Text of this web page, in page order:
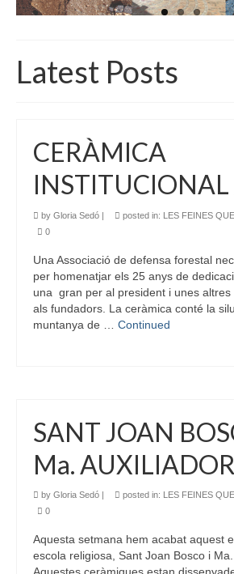
ACTUALITAT
CONTACTE
Latest Posts
CERÀMICA
by Gloria Sedó | posted in: LES FEINES
0
Una Associació de defensa forestal
per homenatjar els 25 anys de
una gran per al president i unes altres
als fundadors. La ceràmica conté la
muntanya de … Continued
SANT JOAN
Ma.
by Gloria Sedó | posted in: LES FEINES
0
Aquesta setmana hem acabat aquest
escola religiosa, Sant Joan Bosco i Ma.